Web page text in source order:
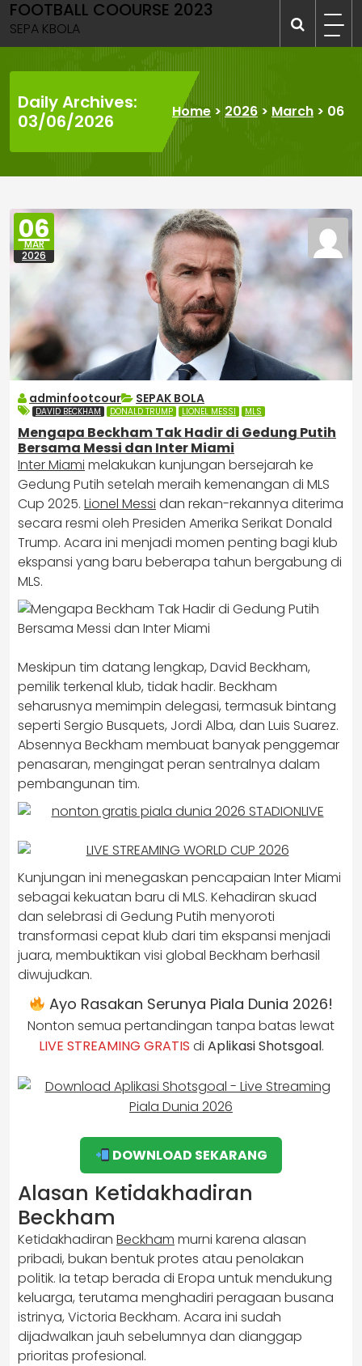
Skip
to
content
FOOTBALL COOURSE 2023
SEPA KBOLA
Daily Archives:
03/06/2026
Home> 2026 > March > 06
06
MAR
2026
adminfootcour SEPAK BOLA
DAVID BECKHAM DONALD TRUMP LIONEL MESSI MLS
Mengapa Beckham Tak Hadir di Gedung Putih
Bersama Messi dan Inter Miami
Inter Miami melakukan kunjungan bersejarah ke
Gedung Putih setelah meraih kemenangan di MLS
Cup 2025. Lionel Messi dan rekan-rekannya diterima
secara resmi oleh Presiden Amerika Serikat Donald
Trump. Acara ini menjadi momen penting bagi klub
ekspansi yang baru beberapa tahun bergabung di
MLS.
Meskipun tim datang lengkap, David Beckham,
pemilik terkenal klub, tidak hadir. Beckham
seharusnya memimpin delegasi, termasuk bintang
seperti Sergio Busquets, Jordi Alba, dan Luis Suarez.
Absennya Beckham membuat banyak penggemar
penasaran, mengingat peran sentralnya dalam
pembangunan tim.
Kunjungan ini menegaskan pencapaian Inter Miami
sebagai kekuatan baru di MLS. Kehadiran skuad
dan selebrasi di Gedung Putih menyoroti
transformasi cepat klub dari tim ekspansi menjadi
juara, membuktikan visi global Beckham berhasil
diwujudkan.
Ayo Rasakan Serunya Piala Dunia 2026!
Nonton semua pertandingan tanpa batas lewat
LIVE STREAMING GRATIS di Aplikasi Shotsgoal.
DOWNLOAD SEKARANG
Alasan Ketidakhadiran
Beckham
Ketidakhadiran Beckham murni karena alasan
pribadi, bukan bentuk protes atau penolakan
politik. Ia tetap berada di Eropa untuk mendukung
keluarga, terutama menghadiri peragaan busana
istrinya, Victoria Beckham. Acara ini sudah
dijadwalkan jauh sebelumnya dan dianggap
prioritas profesional.